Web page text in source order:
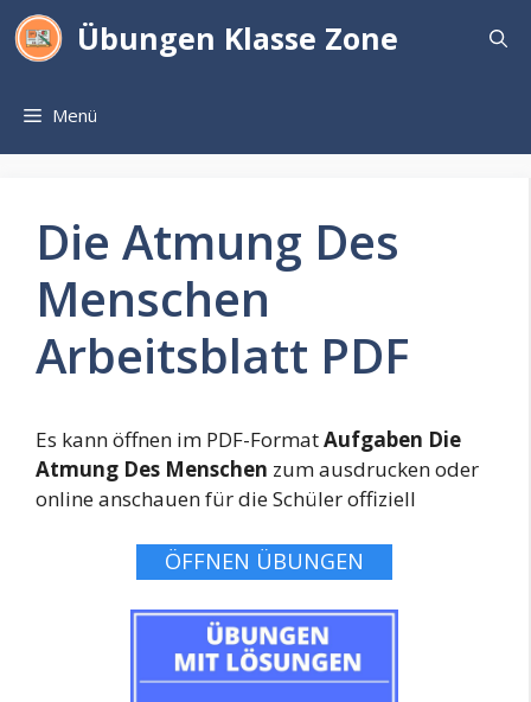
Zum
Inhalt
Übungen Klasse Zone
Menü
Die Atmung Des
Menschen
Arbeitsblatt PDF
Es kann öffnen im PDF-FormatAufgaben Die
Atmung Des Menschen zum ausdrucken oder
online anschauen für die Schüler offiziell
ÖFFNEN ÜBUNGEN